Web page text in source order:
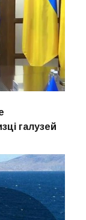
галузей